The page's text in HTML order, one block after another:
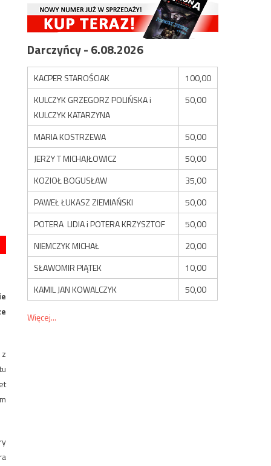
Darczyńcy - 6.08.2026
KACPER STAROŚCIAK
100,00
KULCZYK GRZEGORZ POLIŃSKA i
KULCZYK KATARZYNA
50,00
MARIA KOSTRZEWA
50,00
JERZY T MICHAJŁOWICZ
50,00
KOZIOŁ BOGUSŁAW
35,00
PAWEŁ ŁUKASZ ZIEMIAŃSKI
50,00
POTERA LIDIA i POTERA KRZYSZTOF
50,00
NIEMCZYK MICHAŁ
20,00
SŁAWOMIR PIĄTEK
10,00
KAMIL JAN KOWALCZYK
50,00
Więcej...